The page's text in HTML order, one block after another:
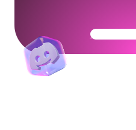
Get Your